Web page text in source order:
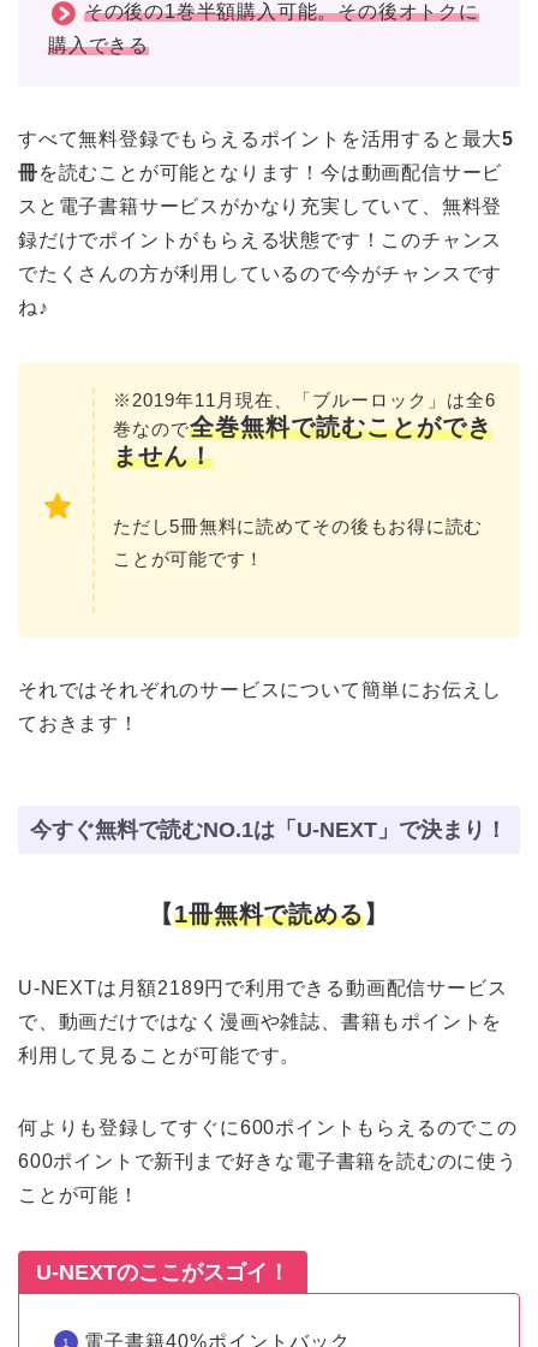
その後の1巻半額購入可能。その後オトクに
購入できる
すべて無料登録でもらえるポイントを活用すると最大5
冊を読むことが可能となります！今は動画配信サービ
スと電子書籍サービスがかなり充実していて、無料登
録だけでポイントがもらえる状態です！このチャンス
でたくさんの方が利用しているので今がチャンスです
ね♪
※2019年11月現在、「ブルーロック」は全6
巻なので全巻無料で読むことができ
ません！
ただし5冊無料に読めてその後もお得に読む
ことが可能です！
それではそれぞれのサービスについて簡単にお伝えし
ておきます！
今すぐ無料で読むNO.1は「U-NEXT」で決まり！
【1冊無料で読める】
U-NEXTは月額2189円で利用できる動画配信サービス
で、動画だけではなく漫画や雑誌、書籍もポイントを
利用して見ることが可能です。
何よりも登録してすぐに600ポイントもらえるのでこの
600ポイントで新刊まで好きな電子書籍を読むのに使う
ことが可能！
U-NEXTのここがスゴイ！
電子書籍40%ポイントバック